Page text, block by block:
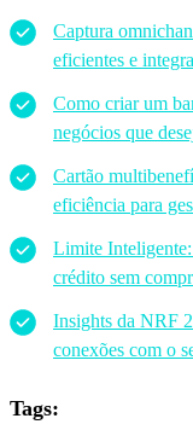
Captura
eficientes e
Como criar um
negócios que
Cartão
eficiência para
Limite
crédito sem
Insights da NRF
conexões com o
Tags: